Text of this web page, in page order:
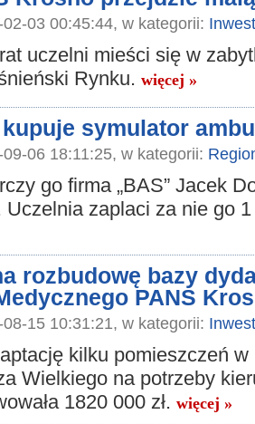
03 00:45:44, w kategorii:
uczelni mieści się w
Rynku. więcej »
symulator
06 18:11:25, w kategorii:
go firma „BAS” Jacek
Uczelnia zaplaci za nie go 1
rozbudowę bazy
PANS
15 10:31:21, w kategorii:
kilku pomieszczeń w
Wielkiego na potrzeby
1820 000 zł. więcej »